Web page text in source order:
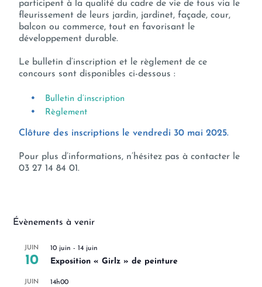
participent à la qualité du cadre de vie de tous via le
fleurissement de leurs jardin, jardinet, façade, cour,
balcon ou commerce, tout en favorisant le
développement durable.
Le bulletin d’inscription et le règlement de ce
concours sont disponibles ci-dessous :
Bulletin d’inscription
Règlement
Clôture des inscriptions le vendredi 30 mai 2025.
Pour plus d’informations, n’hésitez pas à contacter le
03 27 14 84 01.
Évènements à venir
JUIN
10
10 juin -14 juin
Exposition « Girlz » de peinture
JUIN 14h00